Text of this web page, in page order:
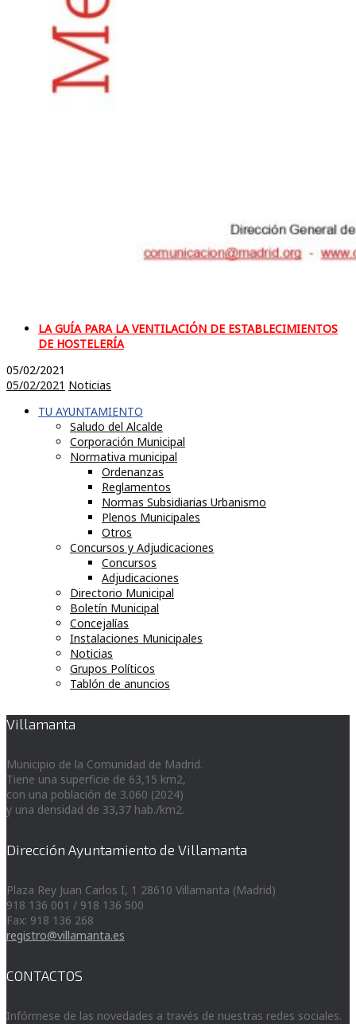
LA GUÍA PARA LA VENTILACIÓN DE ESTABLECIMIENTOS
DE HOSTELERÍA
05/02/2021
05/02/2021 Noticias
TU AYUNTAMIENTO
Saludo del Alcalde
Corporación Municipal
Normativa municipal
Ordenanzas
Reglamentos
Normas Subsidiarias Urbanismo
Plenos Municipales
Otros
Concursos y Adjudicaciones
Concursos
Adjudicaciones
Directorio Municipal
Boletín Municipal
Concejalías
Instalaciones Municipales
Noticias
Grupos Políticos
Tablón de anuncios
Villamanta
Municipio de la Comunidad de Madrid.
Tiene una superficie de 63,15 km2,
con una población de 3.060 (2024)
y una densidad de 33,37 hab./km2.
Dirección Ayuntamiento de Villamanta
Plaza Rey Juan Carlos I, 1 28610 Villamanta (Madrid)
918 136 001 / 918 136 500
Fax: 918 136 268
registro@villamanta.es
CONTACTOS
Infórmese de las novedades a través de nuestras redes sociales.